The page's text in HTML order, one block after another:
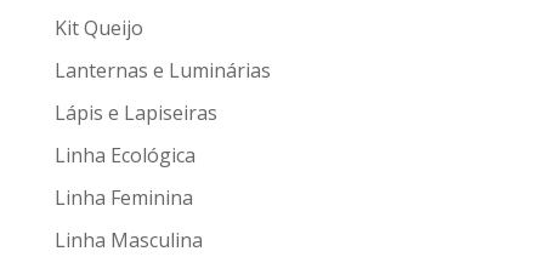
Kit Queijo
Lanternas e Luminárias
Lápis e Lapiseiras
Linha Ecológica
Linha Feminina
Linha Masculina